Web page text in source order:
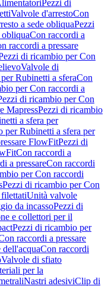
Pezzi di
Valvole d'arrestoCon
a sede obliquaPezzi
Con raccordi a
raccordi a pressare
di ricambio per Con
Valvole di
Rubinetti a sferaCon
per Con raccordi a
di ricambio per Con
MapressPezzi di ricambio
a sfera per
per Rubinetti a sfera per
FlowFitPezzi di
Con raccordi a
a pressareCon raccordi
per Con raccordi
Pezzi di ricambio per Con
Unità valvole
da incassoPezzi di
e collettori per il
Pezzi di ricambio per
raccordi a pressare
Con raccordi
Valvole di sfiato
per la
Nastri adesiviClip di